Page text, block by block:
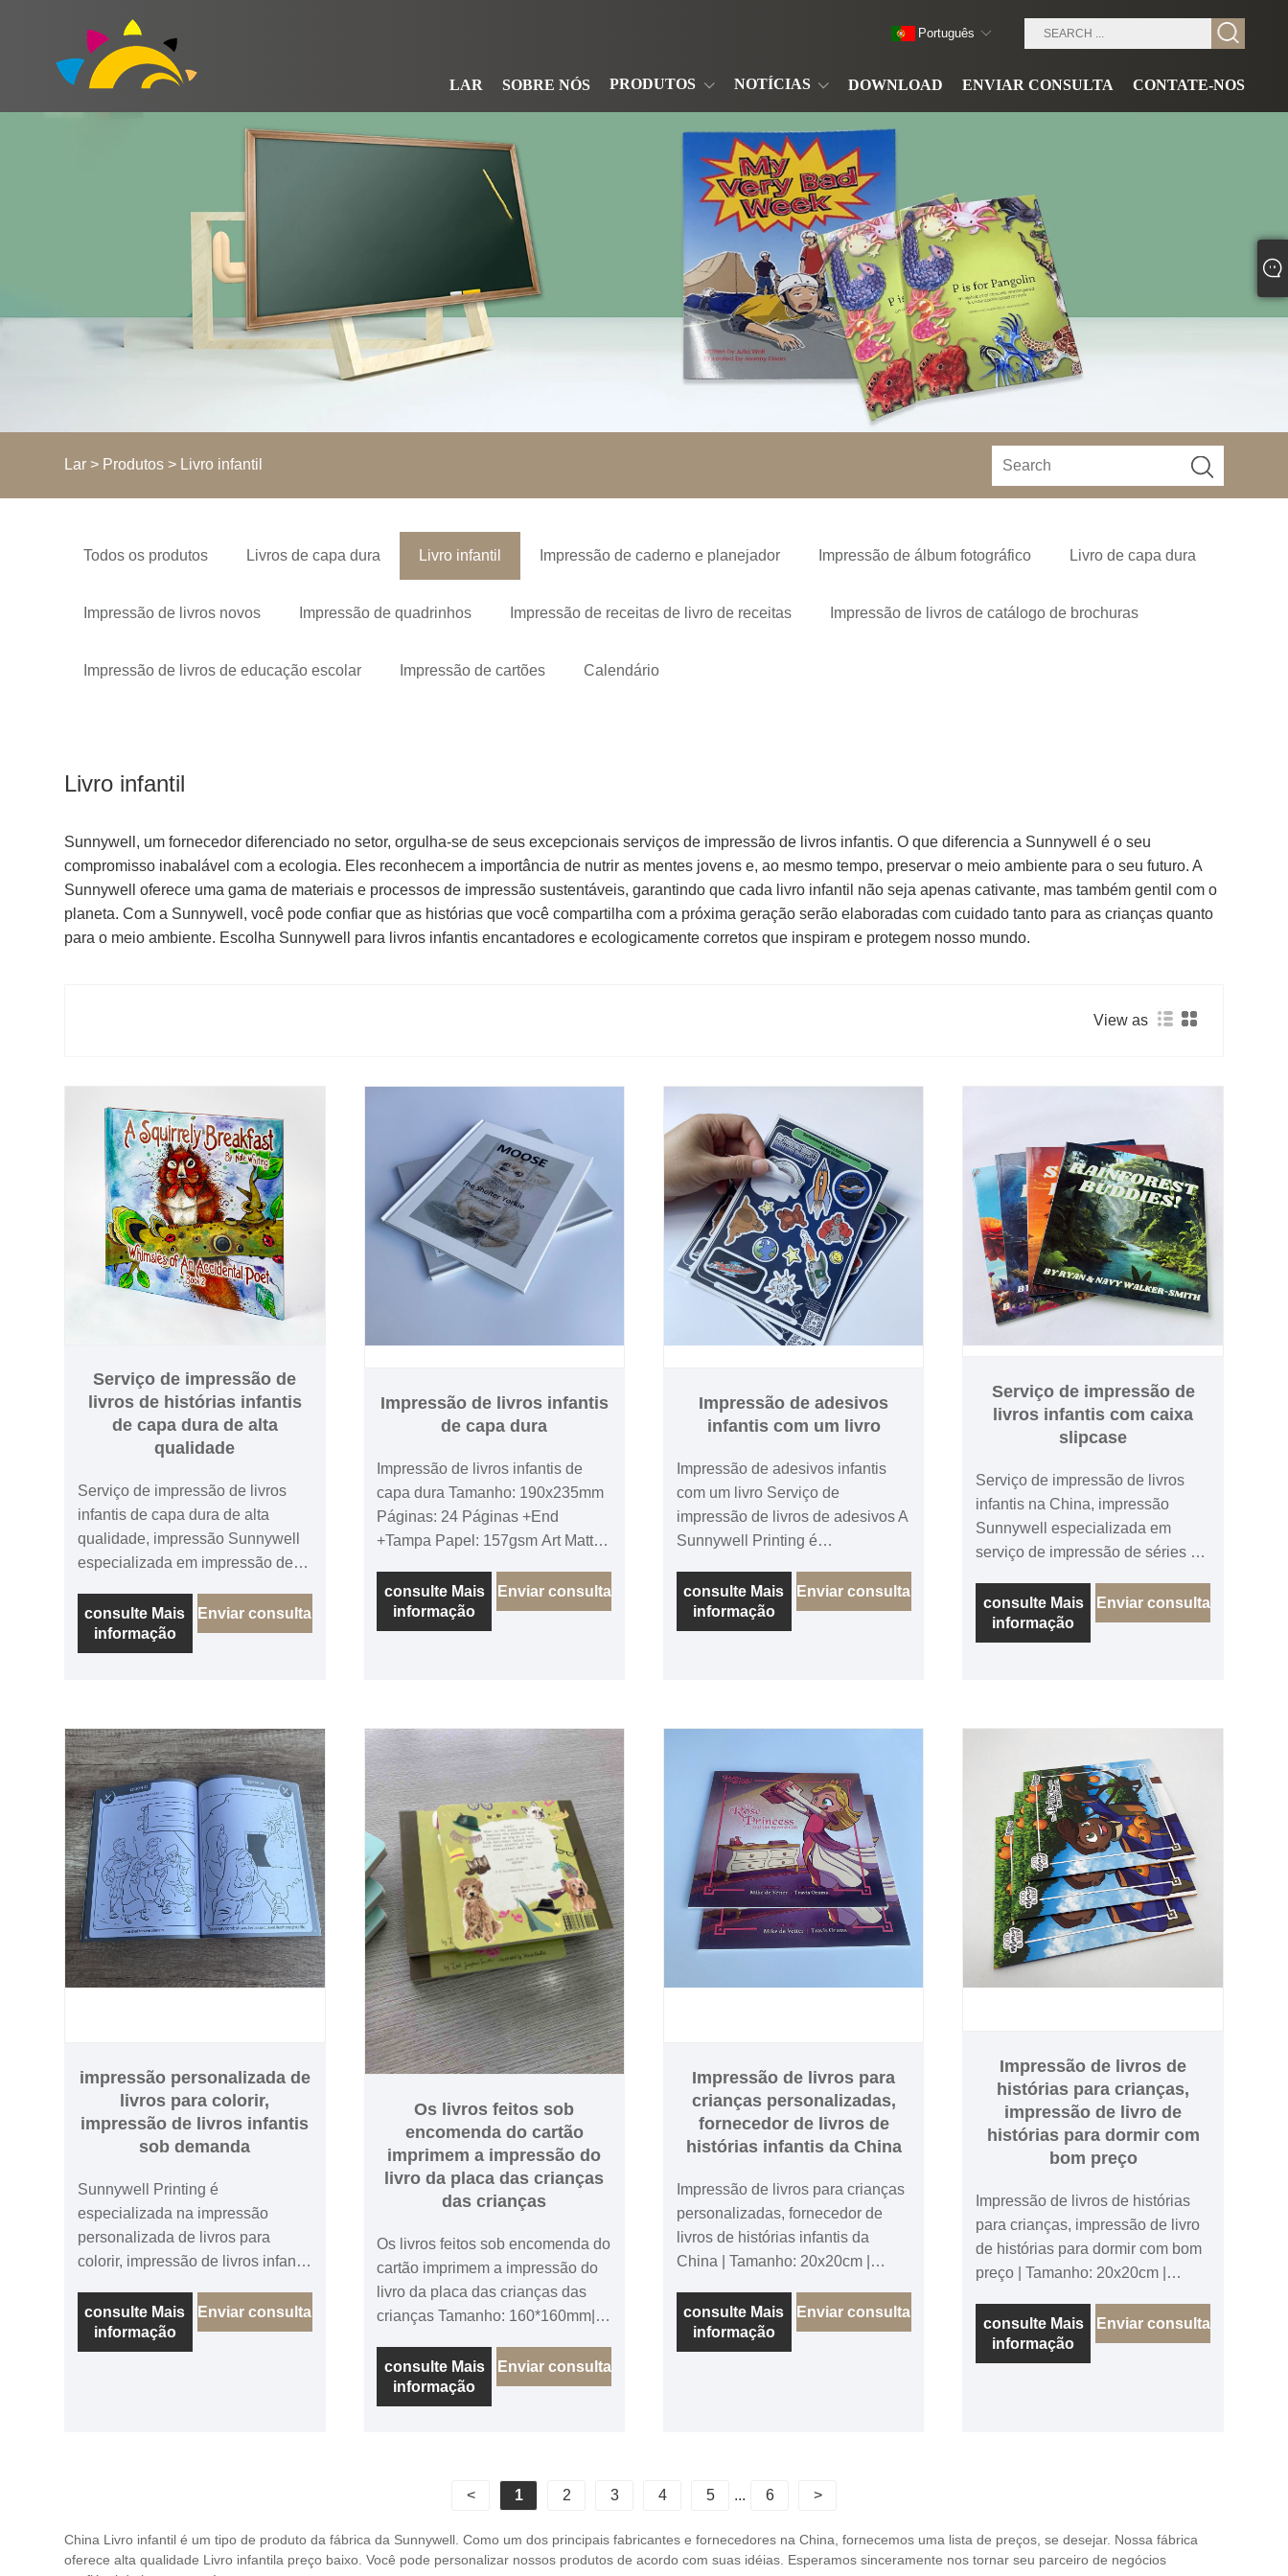
LAR SOBRE NÓS PRODUTOS NOTÍCIAS DOWNLOAD ENVIAR CONSULTA CONTATE-NOS
Português
Lar > Produtos > Livro infantil
Todos os produtos Livros de capa dura Livro infantil Impressão de caderno e planejador Impressão de álbum fotográfico Livro de capa dura
Impressão de livros novos Impressão de quadrinhos Impressão de receitas de livro de receitas Impressão de livros de catálogo de brochuras
Impressão de livros de educação escolar Impressão de cartões Calendário
Livro infantil
Sunnywell, um fornecedor diferenciado no setor, orgulha-se de seus excepcionais serviços de impressão de livros infantis. O que diferencia a Sunnywell é o seu
compromisso inabalável com a ecologia. Eles reconhecem a importância de nutrir as mentes jovens e, ao mesmo tempo, preservar o meio ambiente para o seu futuro. A
Sunnywell oferece uma gama de materiais e processos de impressão sustentáveis, garantindo que cada livro infantil não seja apenas cativante, mas também gentil com o
planeta. Com a Sunnywell, você pode confiar que as histórias que você compartilha com a próxima geração serão elaboradas com cuidado tanto para as crianças quanto
para o meio ambiente. Escolha Sunnywell para livros infantis encantadores e ecologicamente corretos que inspiram e protegem nosso mundo.
View as
Serviço de impressão de
livros de histórias infantis
de capa dura de alta
qualidade
Serviço de impressão de livros
infantis de capa dura de alta
qualidade, impressão Sunnywell
especializada em impressão de
seu próprio trabalho de design de
livros infantis, podemos imprimir e
encadernar com alta qualidade e
de amostra para sua aprovação, o
livro infantil pode ser de capa dura
e capa mole, nosso MOQ é de 500
unidades, temos uma rica
experiência em impressão de
livros infantis de alta qualidade,
nosso preço é muito econômico.
consulte Mais
informação
Enviar consulta
Impressão de livros infantis
de capa dura
Impressão de livros infantis de
capa dura Tamanho: 190x235mm
Páginas: 24 Páginas +End
+Tampa Papel: 157gsm Art Matt
Matt de 200gsm 157GSM Art com
capa de 2 mm de placa Ligação
de capa dura com a seção
consulte Mais
informação
Enviar consulta
Impressão de adesivos
infantis com um livro
Impressão de adesivos infantis
com um livro Serviço de
impressão de livros de adesivos A
Sunnywell Printing é
adesivos infantis e livros infantis.
consulte Mais
informação
Enviar consulta
Serviço de impressão de
livros infantis com caixa
slipcase
Serviço de impressão de livros
infantis na China, impressão
Sunnywell especializada em
serviço de impressão de séries de
de capa mole ou capa dura com
uma capa deslizante, em vez de
uma capa deslizante, também
tempo do produto de livros infantis
é de cerca de 8 a 10 dias, a
amostra será fornecida antes do
livro em massa, e oferecemos
serviço de transporte porta a porta.
entre em contato conosco com o
fornecedor da fábrica de livros
infantis Sunnywell, obrigado!
consulte Mais
informação
Enviar consulta
impressão personalizada de
livros para colorir,
impressão de livros infantis
sob demanda
Sunnywell Printing é
especializada na impressão
personalizada de livros para
colorir, impressão de livros infantis
colorir infantis são com papel
branco offset 100gsm FSC,
encadernação em ponto de sela
consulte Mais
informação
Enviar consulta
Os livros feitos sob
encomenda do cartão
imprimem a impressão do
livro da placa das crianças
das crianças
Os livros feitos sob encomenda do
cartão imprimem a impressão do
livro da placa das crianças das
crianças Tamanho: 160*160mm|
capa, quadro branco de 350gsm,
4 / 4C, laminação mate para todas
as páginas Encadernação:
tabuleiro, canto redondo Papel
ecológico FSC, material seguro
para crianças.
consulte Mais
informação
Enviar consulta
Impressão de livros para
crianças personalizadas,
fornecedor de livros de
histórias infantis da China
Impressão de livros para crianças
personalizadas, fornecedor de
livros de histórias infantis da
China | Tamanho: 20x20cm |
120gsm Art Paper, 4+0, | Capa:
250g de arte, 4+4, laminação
brilhante. | Ligação: capa soft
consulte Mais
informação
Enviar consulta
Impressão de livros de
histórias para crianças,
impressão de livro de
histórias para dormir com
bom preço
Impressão de livros de histórias
para crianças, impressão de livro
de histórias para dormir com bom
preço | Tamanho: 20x20cm |
120gsm Art Paper, 4+0, | Capa:
250g de arte, 4+4, laminação
brilhante. | Ligação: capa soft
consulte Mais
informação
Enviar consulta
< 1 2 3 4 5 ... 6 >
China Livro infantil é um tipo de produto da fábrica da Sunnywell. Como um dos principais fabricantes e fornecedores na China, fornecemos uma lista de preços, se desejar. Nossa fábrica
oferece alta qualidade Livro infantila preço baixo. Você pode personalizar nossos produtos de acordo com suas idéias. Esperamos sinceramente nos tornar seu parceiro de negócios